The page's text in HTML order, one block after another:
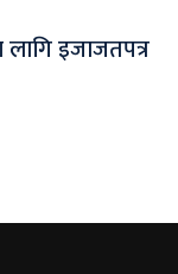
लागि इजाजतपत्र